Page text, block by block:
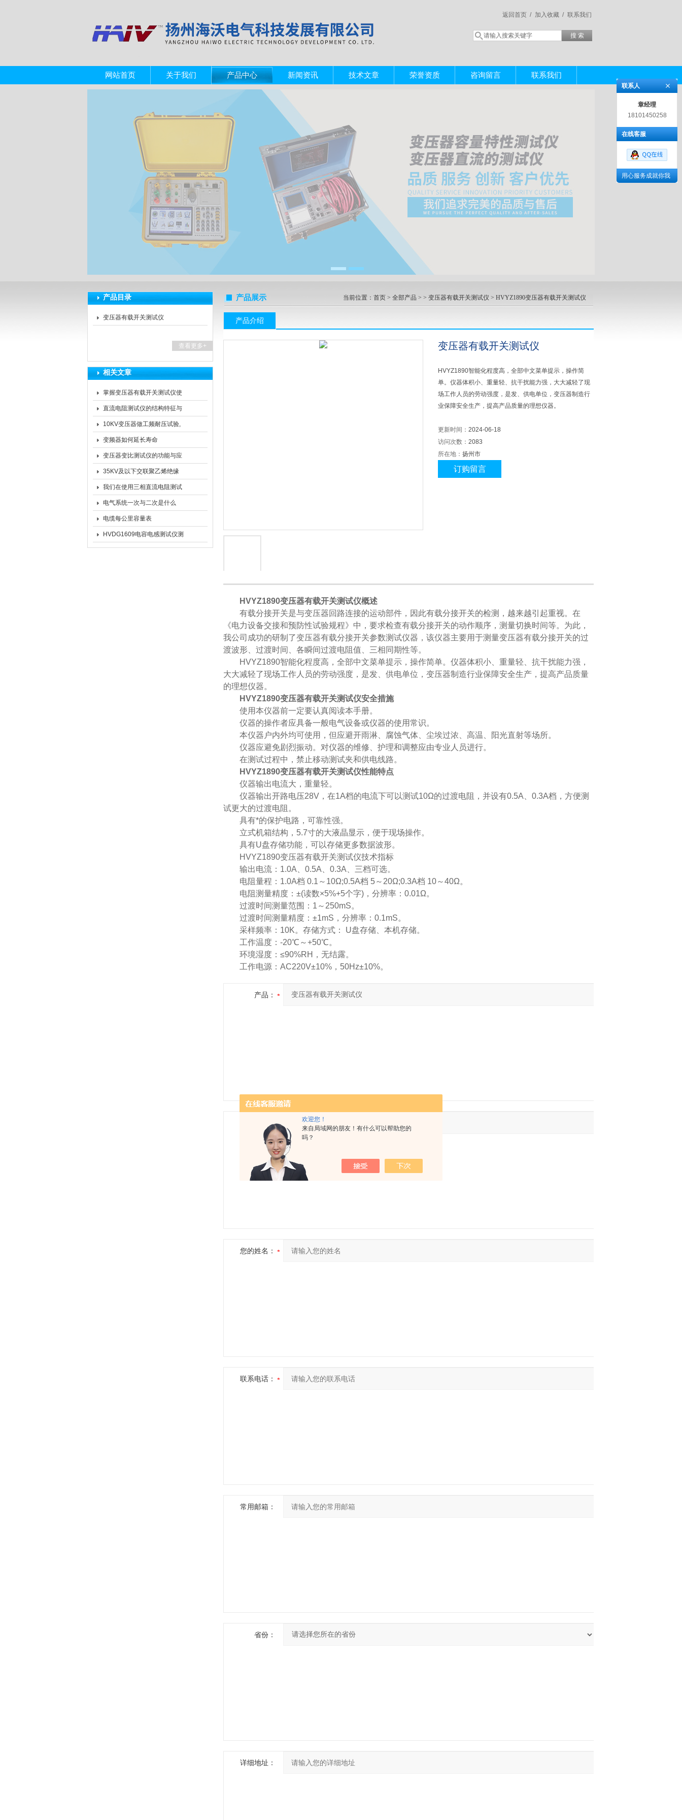
欢迎您！
来自局域网的朋友！有什么可以帮助您的
吗？
联系我们
加入收藏 /
返回首页 /
网站首页 关于我们 产品中心 新闻资讯 技术文章 荣誉资质 咨询留言 联系我们
产品目录
变压器有载开关测试仪
查看更多+
相关文章
掌握变压器有载开关测试仪使
用方法，守护电力安全
直流电阻测试仪的结构特征与
工作原理总结
10KV变压器做工频耐压试验,
试验电压为额定电压的多少
倍?
变频器如何延长寿命
变压器变比测试仪的功能与应
用
35KV及以下交联聚乙烯绝缘
电力电缆 超低频（0.1Hz）耐
压试验规范
我们在使用三相直流电阻测试
仪之前先来看看这些
电气系统一次与二次是什么
电缆每公里容量表
HVDG1609电容电感测试仪测
试接线示意图
产品展示 当前位置： 首页 > 全部产品 > > 变压器有载开关测试仪 > HVYZ1890变压器有载开关测试仪
产品介绍
变压器有载开关测试仪
HVYZ1890智能化程度高，全部中文菜单提示，操作简
单。仪器体积小、重量轻、抗干扰能力强，大大减轻了现
场工作人员的劳动强度，是发、供电单位，变压器制造行
业保障安全生产，提高产品质量的理想仪器。
更新时间：2024-06-18
访问次数：2083
所在地：扬州市
订购留言
HVYZ1890变压器有载开关测试仪概述
有载分接开关是与变压器回路连接的运动部件，因此有载分接开关的检测，越来越引起重视。在
《电力设备交接和预防性试验规程》中，要求检查有载分接开关的动作顺序，测量切换时间等。为此，
我公司成功的研制了变压器有载分接开关参数测试仪器，该仪器主要用于测量变压器有载分接开关的过
渡波形、过渡时间、各瞬间过渡电阻值、三相同期性等。
HVYZ1890智能化程度高，全部中文菜单提示，操作简单。仪器体积小、重量轻、抗干扰能力强，
大大减轻了现场工作人员的劳动强度，是发、供电单位，变压器制造行业保障安全生产，提高产品质量
的理想仪器。
HVYZ1890变压器有载开关测试仪安全措施
使用本仪器前一定要认真阅读本手册。
仪器的操作者应具备一般电气设备或仪器的使用常识。
本仪器户内外均可使用，但应避开雨淋、腐蚀气体、尘埃过浓、高温、阳光直射等场所。
仪器应避免剧烈振动。对仪器的维修、护理和调整应由专业人员进行。
在测试过程中，禁止移动测试夹和供电线路。
HVYZ1890变压器有载开关测试仪性能特点
仪器输出电流大，重量轻。
仪器输出开路电压28V，在1A档的电流下可以测试10Ω的过渡电阻，并设有0.5A、0.3A档，方便测
试更大的过渡电阻。
具有*的保护电路，可靠性强。
立式机箱结构，5.7寸的大液晶显示，便于现场操作。
具有U盘存储功能，可以存储更多数据波形。
HVYZ1890变压器有载开关测试仪技术指标
输出电流：1.0A、0.5A、0.3A、三档可选。
电阻量程：1.0A档 0.1～10Ω;0.5A档 5～20Ω;0.3A档 10～40Ω。
电阻测量精度：±(读数×5%+5个字)，分辨率：0.01Ω。
过渡时间测量范围：1～250mS。
过渡时间测量精度：±1mS，分辨率：0.1mS。
采样频率：10K。存储方式： U盘存储、本机存储。
工作温度：-20℃～+50℃。
环境湿度：≤90%RH，无结露。
工作电源：AC220V±10%，50Hz±10%。
产品：
您的单位：
您的姓名：
联系电话：
常用邮箱：
省份：
详细地址：
联系人
章经理
18101450258
在线客服
用心服务成就你我